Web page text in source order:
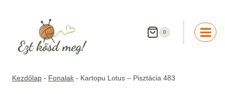
0
Kezdőlap - Fonalak - Kartopu Lotus – Pisztácia 483